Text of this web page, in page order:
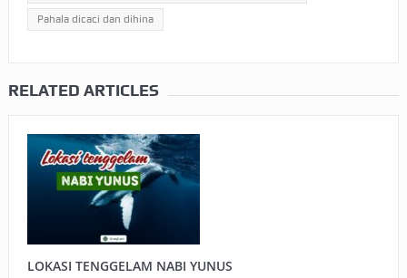
Pahala dicaci dan dihina
RELATED ARTICLES
LOKASI TENGGELAM NABI YUNUS